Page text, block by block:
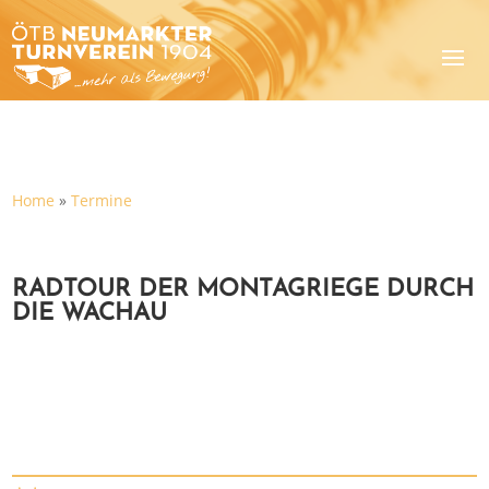
Home »Termine
RADTOUR DER MONTAGRIEGE DURCH
DIE WACHAU